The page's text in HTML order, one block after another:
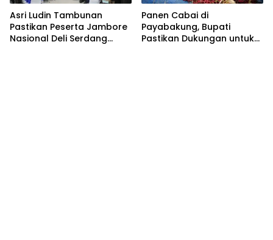
Asri Ludin Tambunan
Pastikan Peserta Jambore
Nasional Deli Serdang
Panen Cabai di
Payabakung, Bupati
Pastikan Dukungan untuk